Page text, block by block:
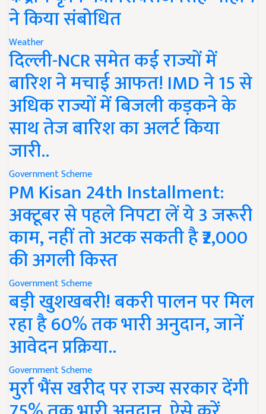
ने किया संबोधित
Weather
दिल्ली-NCR समेत कई राज्यों में
बारिश ने मचाई आफत! IMD ने 15 से
अधिक राज्यों में बिजली कड़कने के
साथ तेज बारिश का अलर्ट किया
जारी..
Government Scheme
PM Kisan 24th Installment:
अक्टूबर से पहले निपटा लें ये 3 जरूरी
काम, नहीं तो अटक सकती है ₹2,000
की अगली किस्त
Government Scheme
बड़ी खुशखबरी! बकरी पालन पर मिल
रहा है 60% तक भारी अनुदान, जानें
आवेदन प्रक्रिया..
Government Scheme
मुर्रा भैंस खरीद पर राज्य सरकार देंगी